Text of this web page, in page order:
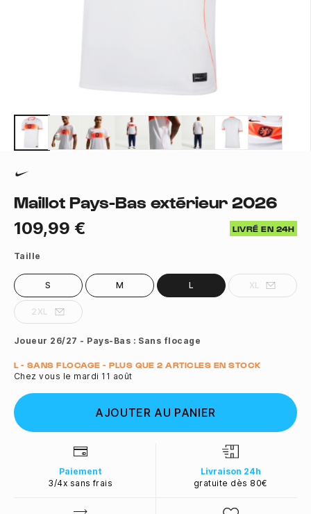
Maillot Pays-Bas extérieur 2026
109,99 € LIVRÉ EN 24H
Taille
S M L XL
2XL
Joueur 26/27 - Pays-Bas : Sans flocage
Quantité
L - SANS FLOCAGE - PLUS QUE 2 ARTICLES EN STOCK
Chez vous le mardi 11 août
AJOUTER AU PANIER
Paiement
3/4x sans frais
Livraison 24h
gratuite dès 80€